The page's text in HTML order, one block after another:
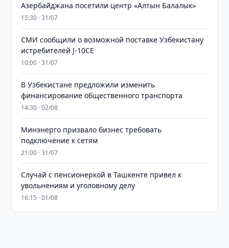
Азербайджана посетили центр «Алтын Балалык»
15:30 · 31/07
СМИ сообщили о возможной поставке Узбекистану
истребителей J-10CE
10:00 · 31/07
В Узбекистане предложили изменить
финансирование общественного транспорта
14:30 · 02/08
Минэнерго призвало бизнес требовать
подключение к сетям
21:00 · 31/07
Случай с пенсионеркой в Ташкенте привел к
увольнениям и уголовному делу
16:15 · 01/08